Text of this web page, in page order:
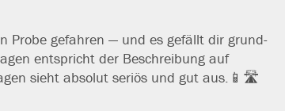
Probe gefah­ren — und es gefällt dir grund­
ent­spricht der Beschreibung auf
sieht abso­lut seri­ös und gut aus.📱🛣️